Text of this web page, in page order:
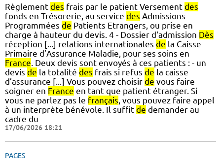
Règlement des frais par le patient Versement des
fonds en Trésorerie, au service des Admissions
Programmées de Patients Etrangers, ou prise en
charge à hauteur du devis. 4 - Dossier d'admission Dès
réception [...] relations internationales de la Caisse
Primaire d’Assurance Maladie, pour ses soins en
France . Deux devis sont envoyés à ces patients : - un
devis de la totalité des frais si refus de la caisse
d’assurance [...] Vous pouvez choisir de vous faire
soigner en France en tant que patient étranger. Si
vous ne parlez pas le français , vous pouvez faire appel
à un interprète bénévole. Il suffit de demander au
cadre du
17/06/2026 18:21
PAGES